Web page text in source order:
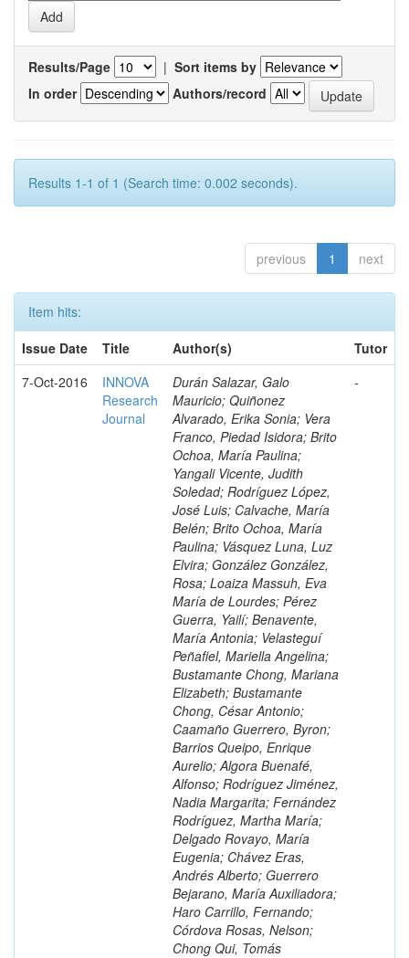
Results/Page | Sort items by
In order
Authors/record
Results 1-1 of 1 (Search time: 0.002 seconds).
previous 1 next
Item hits:
Issue Date
Title Author(s)
Tutor
7-Oct-2016
INNOVA
Research
Journal
Durán Salazar, Galo
Mauricio; Quiñonez
Alvarado, Erika Sonia; Vera
Franco, Piedad Isidora; Brito
Ochoa, María Paulina;
Yangali Vicente, Judith
Soledad; Rodríguez López,
José Luis; Calvache, María
Belén; Brito Ochoa, María
Paulina; Vásquez Luna, Luz
Elvira; González González,
Rosa; Loaiza Massuh, Eva
María de Lourdes; Pérez
Guerra, Yailí; Benavente,
María Antonia; Velasteguí
Peñafiel, Mariella Angelina;
Bustamante Chong, Mariana
Elizabeth; Bustamante
Chong, César Antonio;
Caamaño Guerrero, Byron;
Barrios Queipo, Enrique
Aurelio; Algora Buenafé,
Alfonso; Rodríguez Jiménez,
Nadia Margarita; Fernández
Rodríguez, Martha María;
Delgado Rovayo, María
Eugenia; Chávez Eras,
Andrés Alberto; Guerrero
Bejarano, María Auxiliadora;
Haro Carrillo, Fernando;
Córdova Rosas, Nelson;
Chong Qui, Tomás
-